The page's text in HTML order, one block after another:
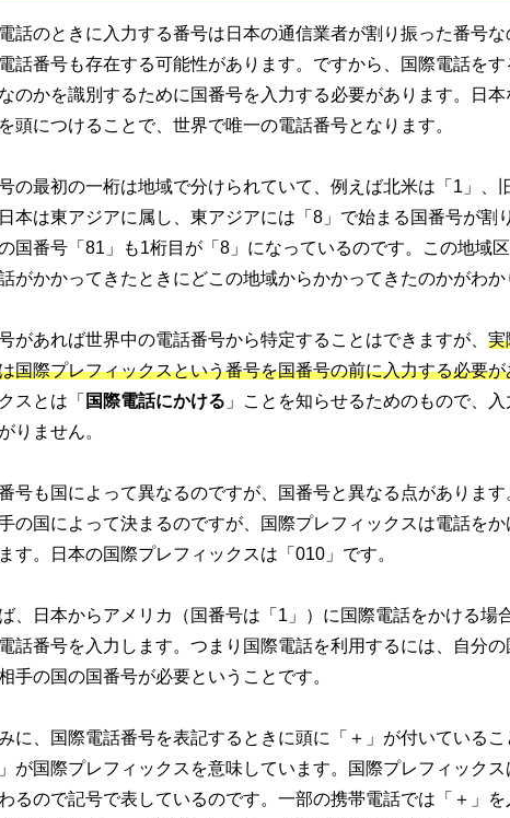
話のときに入力する番号は日本の通信業者が割り振った番号
話番号も存在する可能性があります。ですから、国際電話を
のかを識別するために国番号を入力する必要があります。日
頭につけることで、世界で唯一の電話番号となります。
の最初の一桁は地域で分けられていて、例えば北米は「1」、
本は東アジアに属し、東アジアには「8」で始まる国番号が割
国番号「81」も1桁目が「8」になっているのです。この地域
がかかってきたときにどこの地域からかかってきたのかがわか
があれば世界中の電話番号から特定することはできますが、 実
国際プレフィックスという番号を国番号の前に入力する必要が
スとは「 国際電話にかける 」ことを知らせるためのもので、
りません。
号も国によって異なるのですが、国番号と異なる点がありま
の国によって決まるのですが、国際プレフィックスは電話を
す。日本の国際プレフィックスは「010」です。
、日本からアメリカ（国番号は「1」）に国際電話をかける場
話番号を入力します。つまり国際電話を利用するには、自分
手の国の国番号が必要ということです。
に、国際電話番号を表記するときに頭に「＋」が付いている
」が国際プレフィックスを意味しています。国際プレフィック
るので記号で表しているのです。一部の携帯電話では「＋」